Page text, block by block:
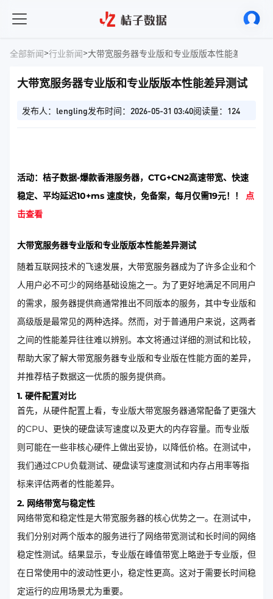
全部新闻>行业新闻>大带宽服务器专业版和专业版版本性能差异测试
大带宽服务器专业版和专业版版本性能差异测试
发布人：lengling发布时间：2026-05-31 03:40阅读量：124
活动：桔子数据-爆款香港服务器，CTG+CN2高速带宽、快速
稳定、平均延迟10+ms 速度快，免备案，每月仅需19元！！ 点
击查看
大带宽服务器专业版和专业版版本性能差异测试
随着互联网技术的飞速发展，大带宽服务器成为了许多企业和个
人用户必不可少的网络基础设施之一。为了更好地满足不同用户
的需求，服务器提供商通常推出不同版本的服务，其中专业版和
高级版是最常见的两种选择。然而，对于普通用户来说，这两者
之间的性能差异往往难以辨别。本文将通过详细的测试和比较，
帮助大家了解大带宽服务器专业版和专业版在性能方面的差异，
并推荐桔子数据这一优质的服务提供商。
1. 硬件配置对比
首先，从硬件配置上看，专业版大带宽服务器通常配备了更强大
的CPU、更快的硬盘读写速度以及更大的内存容量。而专业版
则可能在一些非核心硬件上做出妥协，以降低价格。在测试中，
我们通过CPU负载测试、硬盘读写速度测试和内存占用率等指
标来评估两者的性能差异。
2. 网络带宽与稳定性
网络带宽和稳定性是大带宽服务器的核心优势之一。在测试中，
我们分别对两个版本的服务进行了网络带宽测试和长时间的网络
稳定性测试。结果显示，专业版在峰值带宽上略逊于专业版，但
在日常使用中的波动性更小，稳定性更高。这对于需要长时间稳
定运行的应用场景尤为重要。